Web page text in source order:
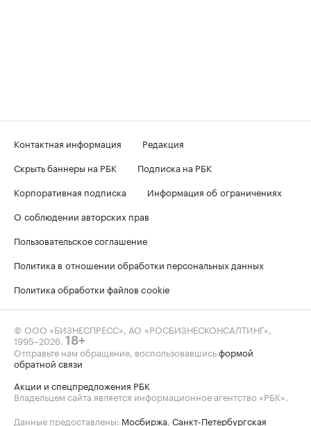
Контактная информация
Редакция
Скрыть баннеры на РБК
Подписка на РБК
Корпоративная подписка
Информация об ограничениях
О соблюдении авторских прав
Пользовательское соглашение
Политика в отношении обработки персональных данных
Политика обработки файлов cookie
© ООО «БИЗНЕСПРЕСС», АО «РОСБИЗНЕСКОНСАЛТИНГ»,
1995–2026. 18+
Отправьте нам обращение, воспользовавшисьформой
обратной связи
Акции и спецпредложения РБК
Владельцем сайта является информационное агентство «РБК».
Данные предоставлены: Мосбиржа, Санкт-Петербургская